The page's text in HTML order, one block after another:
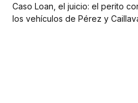
Caso Loan, el juicio: el perito
los vehículos de Pérez y